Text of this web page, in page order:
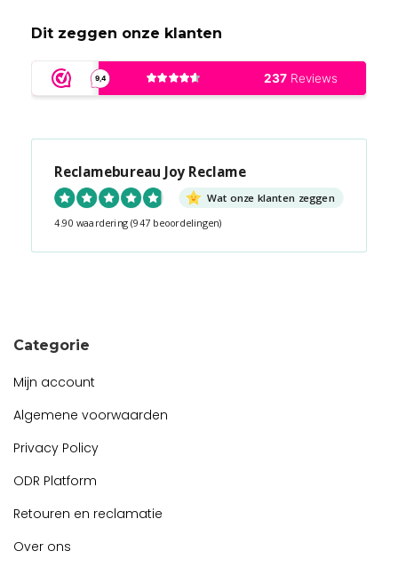
Dit zeggen onze klanten
Reclamebureau Joy Reclame
Wat onze klanten zeggen
4.90 waardering (947 beoordelingen)
Categorie
Mijn account
Algemene voorwaarden
Privacy Policy
ODR Platform
Retouren en reclamatie
Over ons